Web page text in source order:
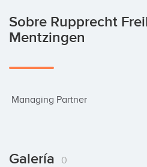
Sobre Rupprecht
Mentzingen
Managing Partner
Galería 0